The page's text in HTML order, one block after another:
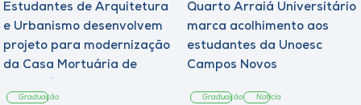
Estudantes de Arquitetura
e Urbanismo desenvolvem
projeto para modernização
da Casa Mortuária de
Graduação
Quarto Arraiá Universitário
marca acolhimento aos
estudantes da Unoesc
Campos Novos
Graduação Notícia